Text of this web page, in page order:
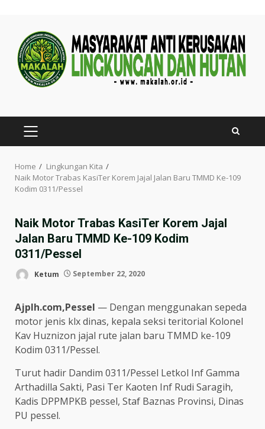
content
PRIMARY
MENU
Home
Lingkungan Kita
Naik Motor Trabas KasiTer Korem Jajal Jalan Baru TMMD Ke-109
Kodim 0311/Pessel
Naik Motor Trabas KasiTer Korem Jajal
Jalan Baru TMMD Ke-109 Kodim
0311/Pessel
Ketum September 22, 2020
Ajplh.com,Pessel — Dengan menggunakan sepeda
motor jenis klx dinas, kepala seksi teritorial Kolonel
Kav Huznizon jajal rute jalan baru TMMD ke-109
Kodim 0311/Pessel.
Turut hadir Dandim 0311/Pessel Letkol Inf Gamma
Arthadilla Sakti, Pasi Ter Kaoten Inf Rudi Saragih,
Kadis DPPMPKB pessel, Staf Baznas Provinsi, Dinas
PU pessel.